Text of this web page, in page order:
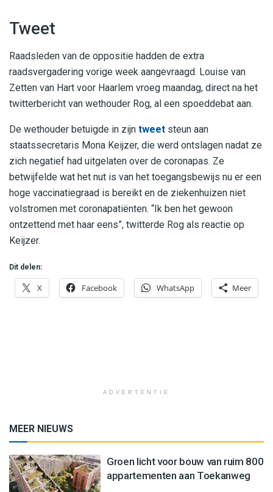
Tweet
Raadsleden van de oppositie hadden de extra
raadsvergadering vorige week aangevraagd. Louise van
Zetten van Hart voor Haarlem vroeg maandag, direct na het
twitterbericht van wethouder Rog, al een spoeddebat aan.
De wethouder betuigde in zijn tweet steun aan
staatssecretaris Mona Keijzer, die werd ontslagen nadat ze
zich negatief had uitgelaten over de coronapas. Ze
betwijfelde wat het nut is van het toegangsbewijs nu er een
hoge vaccinatiegraad is bereikt en de ziekenhuizen niet
volstromen met coronapatiënten. “Ik ben het gewoon
ontzettend met haar eens”, twitterde Rog als reactie op
Keijzer.
Dit delen:
X Facebook WhatsApp Meer
ADVERTENTIE
MEER NIEUWS
Groen licht voor bouw van ruim 800
appartementen aan Toekanweg